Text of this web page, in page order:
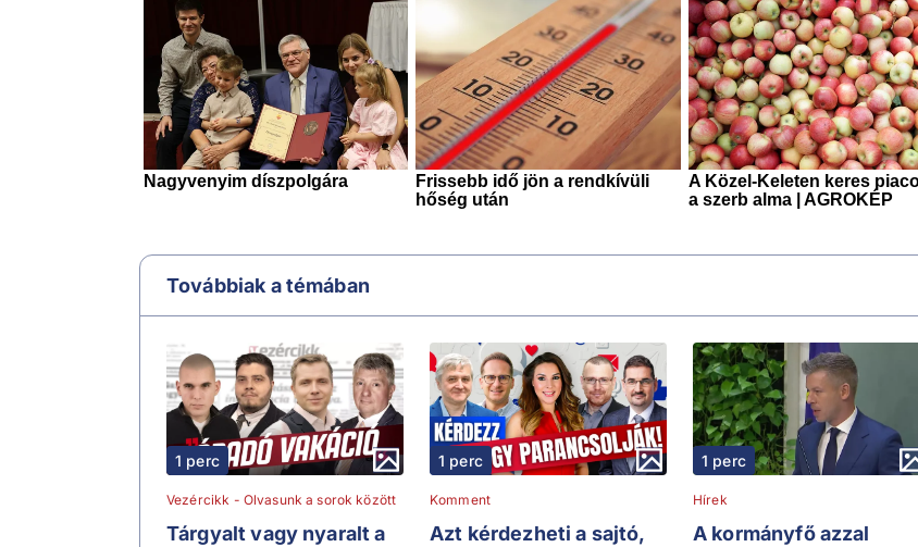
Továbbiak a témában
1 perc
Vezércikk - Olvasunk a sorok között
Tárgyalt vagy nyaralt a
1 perc
Komment
Azt kérdezheti a sajtó,
1 perc
Hírek
A kormányfő azzal